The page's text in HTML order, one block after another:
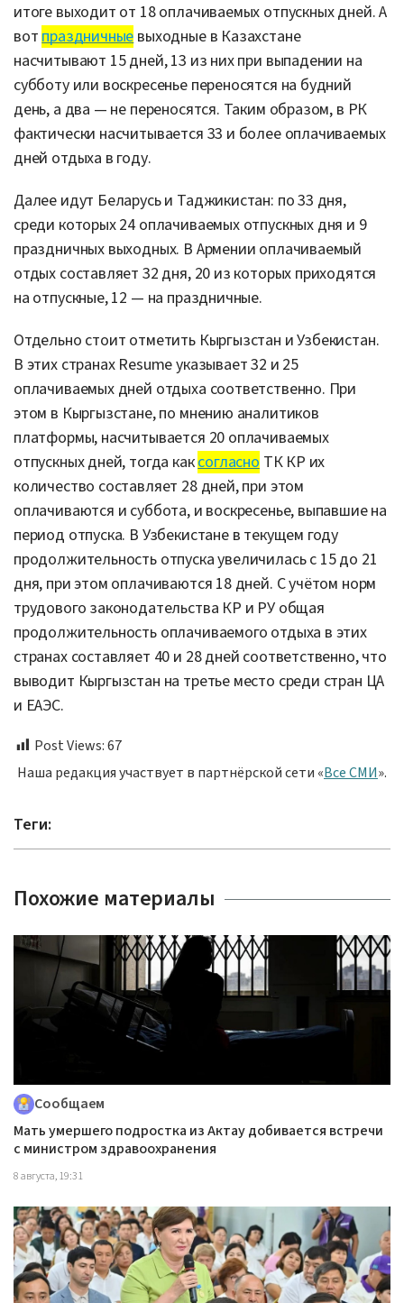
итоге выходит от 18 оплачиваемых отпускных дней. А
вот праздничные выходные в Казахстане
насчитывают 15 дней, 13 из них при выпадении на
субботу или воскресенье переносятся на будний
день, а два — не переносятся. Таким образом, в РК
фактически насчитывается 33 и более оплачиваемых
дней отдыха в году.
Далее идут Беларусь и Таджикистан: по 33 дня,
среди которых 24 оплачиваемых отпускных дня и 9
праздничных выходных. В Армении оплачиваемый
отдых составляет 32 дня, 20 из которых приходятся
на отпускные, 12 — на праздничные.
Отдельно стоит отметить Кыргызстан и Узбекистан.
В этих странах Resume указывает 32 и 25
оплачиваемых дней отдыха соответственно. При
этом в Кыргызстане, по мнению аналитиков
платформы, насчитывается 20 оплачиваемых
отпускных дней, тогда каксогласно ТК КР их
количество составляет 28 дней, при этом
оплачиваются и суббота, и воскресенье, выпавшие на
период отпуска. В Узбекистане в текущем году
продолжительность отпуска увеличилась с 15 до 21
дня, при этом оплачиваются 18 дней. С учётом норм
трудового законодательства КР и РУ общая
продолжительность оплачиваемого отдыха в этих
странах составляет 40 и 28 дней соответственно, что
выводит Кыргызстан на третье место среди стран ЦА
и ЕАЭС.
Post Views:67
Наша редакция участвует в партнёрской сети «Все СМИ».
Теги:
Похожие материалы
Сообщаем
Мать умершего подростка из Актау добивается встречи
с министром здравоохранения
8 августа, 19:31